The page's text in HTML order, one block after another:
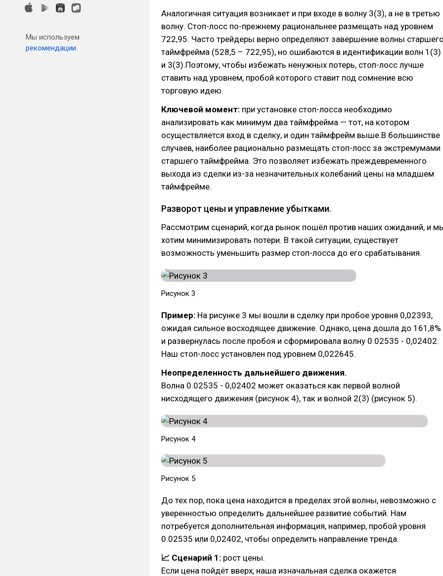
Мы используем
рекомендации.
Аналогичная ситуация возникает и при входе в волну 3(3), а не в третью
волну. Стоп-лосс по-прежнему рациональнее размещать над уровнем
722,95. Часто трейдеры верно определяют завершение волны
таймфрейма (528,5 – 722,95), но ошибаются в идентификации волн 1(3)
и 3(3).Поэтому, чтобы избежать ненужных потерь, стоп-лосс лучше
ставить над уровнем, пробой которого ставит под сомнение всю
торговую идею.
Ключевой момент: при установке стоп-лосса необходимо
анализировать как минимум два таймфрейма — тот, на котором
осуществляется вход в сделку, и один таймфрейм выше.В большинстве
случаев, наиболее рационально размещать стоп-лосс за экстремумами
старшего таймфрейма. Это позволяет избежать преждевременного
выхода из сделки из-за незначительных колебаний цены на младшем
таймфрейме.
Разворот цены и управление убытками.
Рассмотрим сценарий, когда рынок пошёл против наших ожиданий, и
хотим минимизировать потери. В такой ситуации, существует
возможность уменьшить размер стоп-лосса до его срабатывания.
Рисунок 3
Пример: На рисунке 3 мы вошли в сделку при пробое уровня 0,02393,
ожидая сильное восходящее движение. Однако, цена дошла до 161,8%
и развернулась после пробоя и сформировала волну 0.02535 - 0,02402.
Наш стоп-лосс установлен под уровнем 0,022645.
Неопределенность дальнейшего движения.
Волна 0.02535 - 0,02402 может оказаться как первой волной
нисходящего движения (рисунок 4), так и волной 2(3) (рисунок 5).
Рисунок 4
Рисунок 5
До тех пор, пока цена находится в пределах этой волны, невозможно с
уверенностью определить дальнейшее развитие событий. Нам
потребуется дополнительная информация, например, пробой уровня
0.02535 или 0,02402, чтобы определить направление тренда.
📈 Сценарий 1: рост цены.
Если цена пойдёт вверх, наша изначальная сделка окажется